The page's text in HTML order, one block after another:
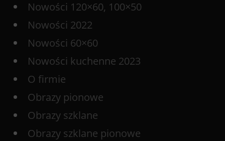
Nowości 120×60, 100×50
Nowości 2022
Nowości 60×60
Nowości kuchenne 2023
O firmie
Obrazy pionowe
Obrazy szklane
Obrazy szklane pionowe